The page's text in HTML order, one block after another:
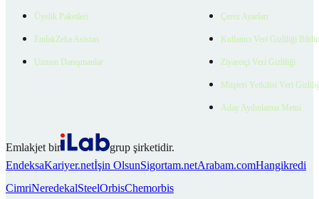
Üyelik Paketleri
EmlakZeka Asistan
Uzman Danışmanlar
Çerez Ayarları
Kullanıcı Veri Gizliliği
Ziyaretçi Veri Gizliliği
Müşteri Yetkilisi Veri
Aday Aydınlatma Metni
Emlakjet bir
grup şirketidir.
EndeksaKariyer.netİşin OlsunSigortam.netArabam.comHangikredi
CimriNeredekalSteelOrbisChemorbis